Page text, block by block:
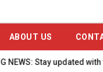
ABOUT US
updated with the